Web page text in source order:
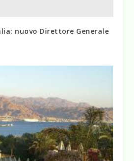
nuovo Direttore Generale